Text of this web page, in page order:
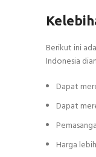
Berikut ini
Indonesia
Dapat
Dapat
Harga